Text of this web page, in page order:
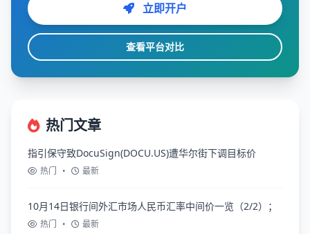
立即开户
查看平台对比
热门文章
指引保守致DocuSign(DOCU.US)遭华尔街下调目标价
热门 • 最新
10月14日银行间外汇市场人民币汇率中间价一览（2/2）；
热门 • 最新